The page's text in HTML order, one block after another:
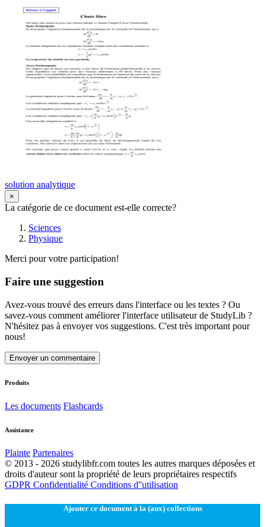
solution analytique
×
La catégorie de ce document est-elle correcte?
Sciences
Physique
Merci pour votre participation!
Faire une suggestion
Avez-vous trouvé des erreurs dans l'interface ou les textes ? Ou
savez-vous comment améliorer l'interface utilisateur de StudyLib ?
N'hésitez pas à envoyer vos suggestions. C'est très important pour
nous!
Envoyer un commentaire
Produits
Les documents Flashcards
Assistance
Plainte Partenaires
© 2013 - 2026 studylibfr.com toutes les autres marques déposées et
droits d'auteur sont la propriété de leurs propriétaires respectifs
GDPR Confidentialité Conditions d''utilisation
Ajouter ce document à la (aux) collections